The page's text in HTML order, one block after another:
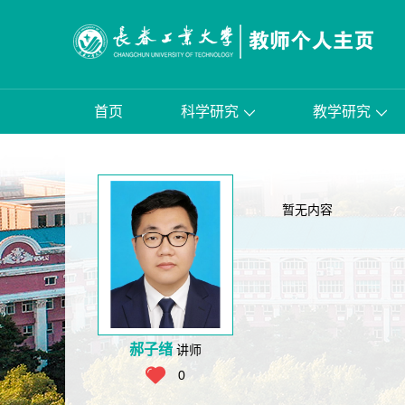
首页 科学研究 教学研究
郝子绪 讲师
0
暂无内容